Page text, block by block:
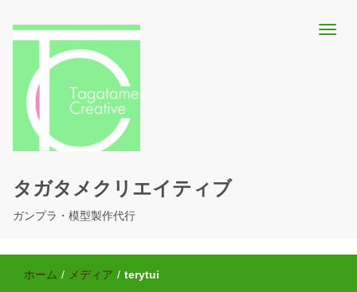
タガタメクリエイティブ
ガンプラ・模型製作代行
ホーム / メディア / terytui